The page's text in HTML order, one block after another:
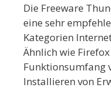
Die Freeware
eine sehr
Kategorien
Ähnlich wie
Funktionsumfang
Installieren von